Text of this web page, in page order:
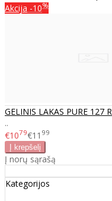
Akcija -10%
GELINIS LAKAS PURE 127
..
€1079€11 99
Į norų sąrašą
Kategorijos